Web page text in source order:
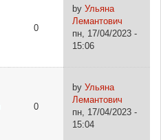
0
by Ульяна
Лемантович
пн, 17/04/2023 -
15:06
0
by Ульяна
Лемантович
пн, 17/04/2023 -
15:04